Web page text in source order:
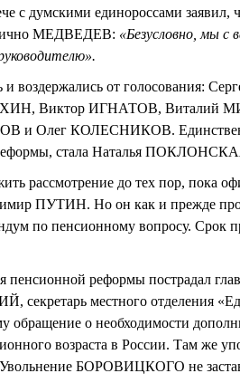
с думскими единороссами заявил,
МЕДВЕДЕВ: «Безусловно, мы с
и воздержались от голосования:
Виктор ИГНАТОВ, Виталий
Олег КОЛЕСНИКОВ.
стала Наталья
рассмотрение до тех пор, пока
ПУТИН. Но он как и прежде
по пенсионному вопросу. Срок
пенсионной реформы пострадал
местного отделения
обращение о необходимости
возраста в России. Там же
Увольнение БОРОВИЦКОГО не